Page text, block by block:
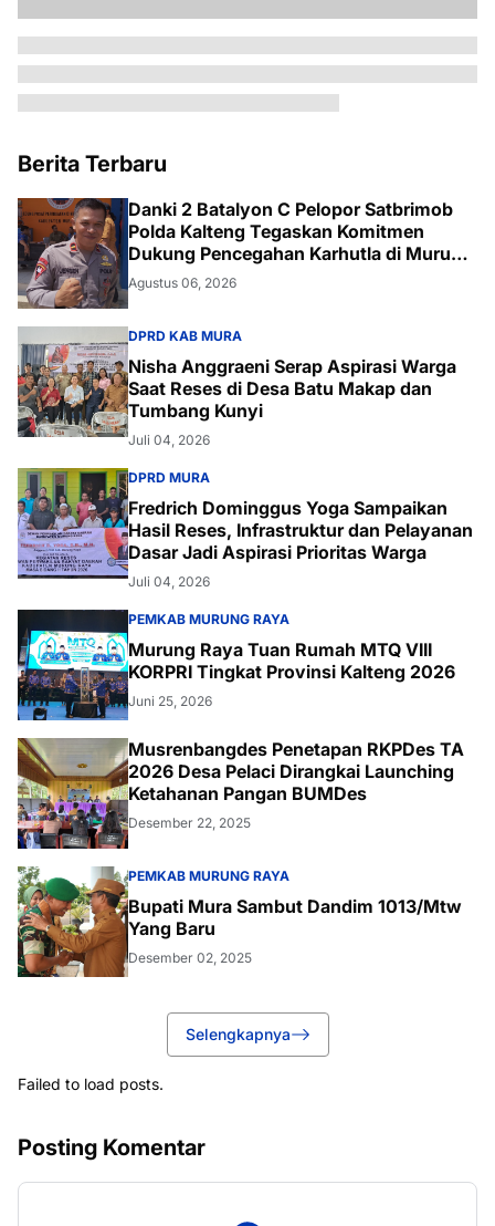
Berita Terbaru
Danki 2 Batalyon C Pelopor Satbrimob
Polda Kalteng Tegaskan Komitmen
Dukung Pencegahan Karhutla di Murung
Raya
Agustus 06, 2026
DPRD KAB MURA
Nisha Anggraeni Serap Aspirasi Warga
Saat Reses di Desa Batu Makap dan
Tumbang Kunyi
Juli 04, 2026
DPRD MURA
Fredrich Dominggus Yoga Sampaikan
Hasil Reses, Infrastruktur dan Pelayanan
Dasar Jadi Aspirasi Prioritas Warga
Juli 04, 2026
PEMKAB MURUNG RAYA
Murung Raya Tuan Rumah MTQ VIII
KORPRI Tingkat Provinsi Kalteng 2026
Juni 25, 2026
Musrenbangdes Penetapan RKPDes TA
2026 Desa Pelaci Dirangkai Launching
Ketahanan Pangan BUMDes
Desember 22, 2025
PEMKAB MURUNG RAYA
Bupati Mura Sambut Dandim 1013/Mtw
Yang Baru
Desember 02, 2025
Selengkapnya
Failed to load posts.
Posting Komentar